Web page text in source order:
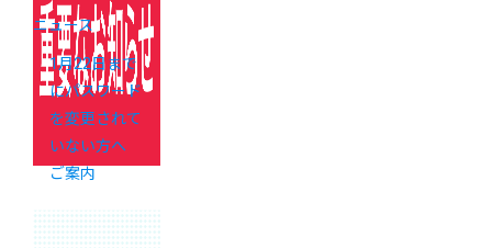
ニュース
1月22日まで
にパスワード
を変更されて
いない方へ
ご案内